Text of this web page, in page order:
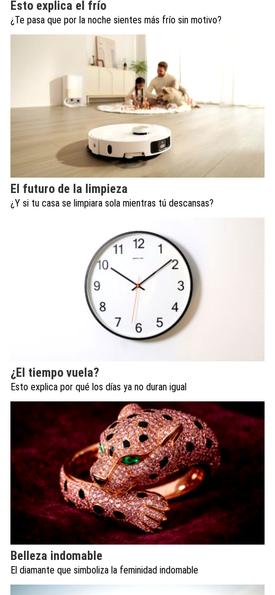
Esto explica el frío
¿Te pasa que por la noche sientes más frío sin motivo?
El futuro de la limpieza
¿Y si tu casa se limpiara sola mientras tú descansas?
¿El tiempo vuela?
Esto explica por qué los días ya no duran igual
Belleza indomable
El diamante que simboliza la feminidad indomable